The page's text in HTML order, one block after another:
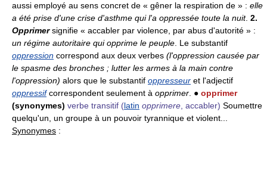
aussi employé au sens concret de « gêner la respiration de » : elle
a été prise d'une crise d'asthme qui l'a oppressée toute la nuit. 2.
Opprimersignifie « accabler par violence, par abus d'autorité » :
un régime autoritaire qui opprime le peuple . Le substantif
oppression correspond aux deux verbes (l'oppression causée par
le spasme des bronches ; lutter les armes à la main contre
l'oppression) alors que le substantif oppresseur et l'adjectif
oppressifcorrespondent seulement à opprimer . ● opprimer
(synonymes) verbe transitif (latin opprimere , accabler) Soumettre
quelqu'un, un groupe à un pouvoir tyrannique et violent...
Synonymes :